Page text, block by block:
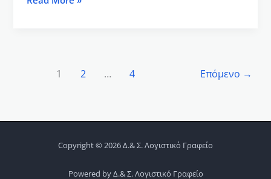
1 2 … 4 Επόμενο →
Copyright © 2026 Δ.& Σ. Λογιστικό Γραφείο
Powered by Δ.& Σ. Λογιστικό Γραφείο